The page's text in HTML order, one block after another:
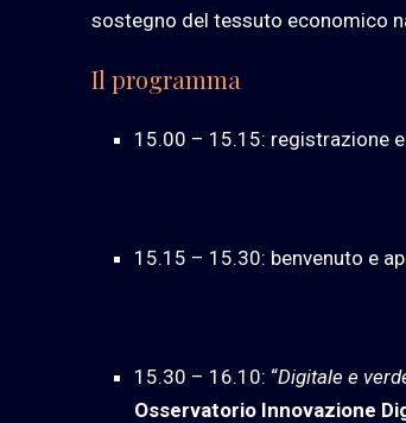
sostegno del tessuto economico
Il programma
15.00 – 15.15: registrazione
15.15 – 15.30: benvenuto e
15.30 – 16.10: “Digitale e
Osservatorio Innovazione